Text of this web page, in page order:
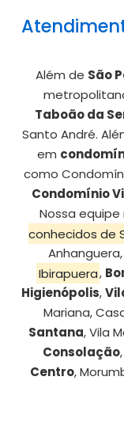
Além de São
Taboão da
Santo André.
em
como
Condomínio
Nossa equipe
conhecidos de
Ibirapuera,
Higienópolis,
Mariana,
Santana, Vila
Consolação
Centro,